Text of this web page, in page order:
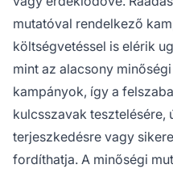
mutatóval rendelkező
költségvetéssel is elérik
mint az alacsony
kampányok, így a
kulcsszavak tesztelésére,
terjeszkedésre vagy
fordíthatja. A minőségi